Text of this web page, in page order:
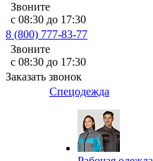
Звоните
с 08:30 до 17:30
8 (800) 777-83-77
Звоните
с 08:30 до 17:30
Заказать звонок
Спецодежда